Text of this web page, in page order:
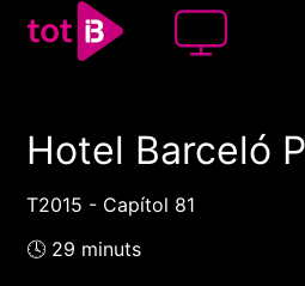
00:00 00:00
1x
Hotel Barceló
T2015 - Capítol 81
🕓 29 minuts